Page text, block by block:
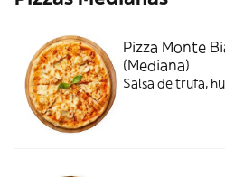
Pizza Monte
(Mediana)
Salsa de trufa,